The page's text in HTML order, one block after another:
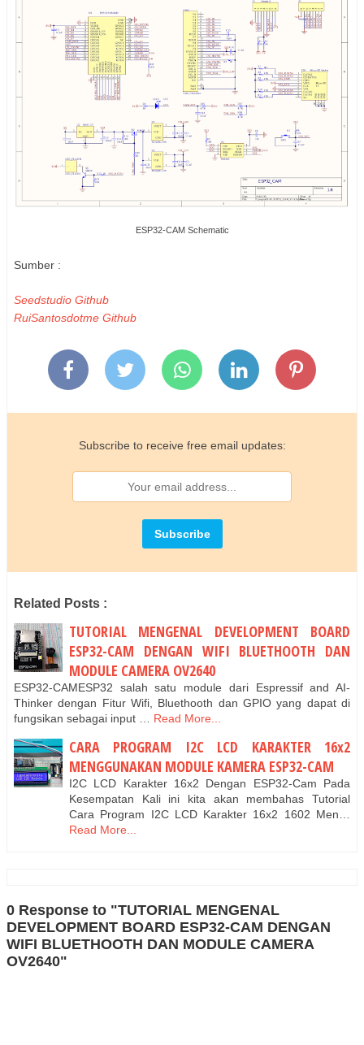
ESP32-CAM Schematic
Sumber :
Seedstudio Github
RuiSantosdotme Github
Subscribe to receive free email updates:
Related Posts :
TUTORIAL MENGENAL DEVELOPMENT BOARD
ESP32-CAM DENGAN WIFI BLUETHOOTH DAN
MODULE CAMERA OV2640
ESP32-CAMESP32 salah satu module dari Espressif and AI-
Thinker dengan Fitur Wifi, Bluethooth dan GPIO yang dapat di
fungsikan sebagai input …
Read More...
CARA PROGRAM I2C LCD KARAKTER 16x2
MENGGUNAKAN MODULE KAMERA ESP32-CAM
I2C LCD Karakter 16x2 Dengan ESP32-Cam Pada
Kesempatan Kali ini kita akan membahas Tutorial
Cara Program I2C LCD Karakter 16x2 1602 Men…
Read More...
0 Response to "TUTORIAL MENGENAL
DEVELOPMENT BOARD ESP32-CAM DENGAN
WIFI BLUETHOOTH DAN MODULE CAMERA
OV2640"